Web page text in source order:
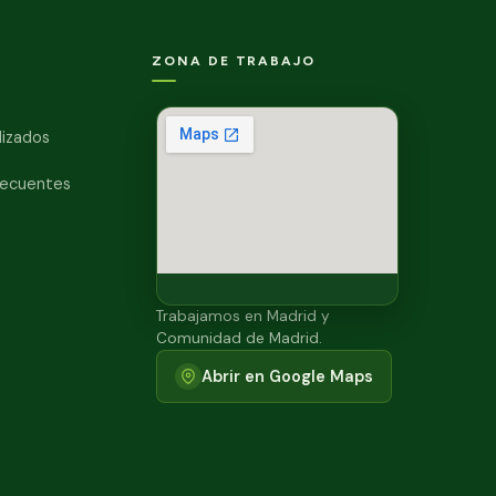
ZONA DE TRABAJO
Trabajamos en Madrid y
Comunidad de Madrid.
Abrir en Google Maps